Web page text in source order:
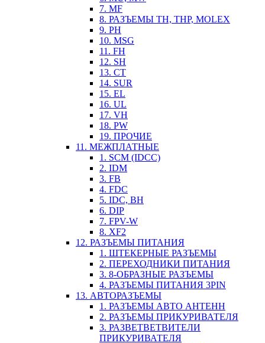
7. MF
8. РАЗЪЕМЫ TH, THP, MOLEX
9. PH
10. MSG
11. FH
12. SH
13. CT
14. SUR
15. EL
16. UL
17. VH
18. PW
19. ПРОЧИЕ
11. МЕЖПЛАТНЫЕ
1. SCM (IDCC)
2. IDM
3. FB
4. FDC
5. IDC, BH
6. DIP
7. FPV-W
8. XF2
12. РАЗЪЕМЫ ПИТАНИЯ
1. ШТЕКЕРНЫЕ РАЗЪЕМЫ
2. ПЕРЕХОДНИКИ ПИТАНИЯ
3. 8-ОБРАЗНЫЕ РАЗЪЕМЫ
4. РАЗЪЕМЫ ПИТАНИЯ 3PIN
13. АВТОРАЗЪЕМЫ
1. РАЗЪЕМЫ АВТО АНТЕНН
2. РАЗЪЕМЫ ПРИКУРИВАТЕЛЯ
3. РАЗВЕТВЕТВИТЕЛИ
ПРИКУРИВАТЕЛЯ